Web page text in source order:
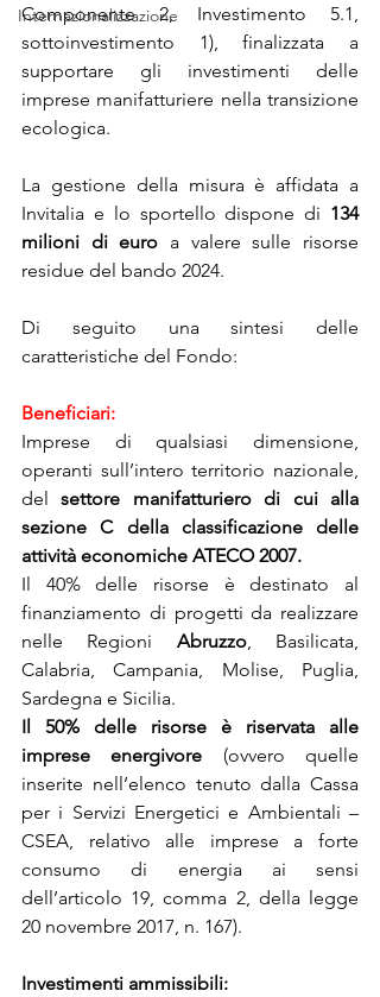
Internazionalizzazione
Componente 2, Investimento 5.1,
sottoinvestimento 1), finalizzata a
supportare gli investimenti delle
imprese manifatturiere nella transizione
ecologica.
La gestione della misura è affidata a
Invitalia e lo sportello dispone di 134
milioni di euro a valere sulle risorse
residue del bando 2024.
Di seguito una sintesi delle
caratteristiche del Fondo:
Beneficiari:
Imprese di qualsiasi dimensione,
operanti sull’intero territorio nazionale,
del settore manifatturiero di cui alla
sezione C della classificazione delle
attività economiche ATECO 2007.
Il 40% delle risorse è destinato al
finanziamento di progetti da realizzare
nelle Regioni Abruzzo, Basilicata,
Calabria, Campania, Molise, Puglia,
Sardegna e Sicilia.
Il 50% delle risorse è riservata alle
imprese energivore (ovvero quelle
inserite nell’elenco tenuto dalla Cassa
per i Servizi Energetici e Ambientali –
CSEA, relativo alle imprese a forte
consumo di energia ai sensi
dell’articolo 19, comma 2, della legge
20 novembre 2017, n. 167).
Investimenti ammissibili: